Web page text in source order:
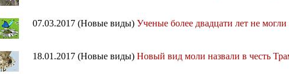
07.03.2017 (Новые виды) Ученые более двадцати лет не
18.01.2017 (Новые виды) Новый вид моли назвали в честь